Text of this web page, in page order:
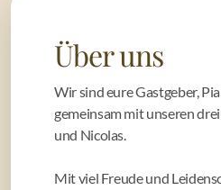
Über uns
Wir sind eure Gastgeber,
gemeinsam mit unseren
und Nicolas.
Mit viel Freude und